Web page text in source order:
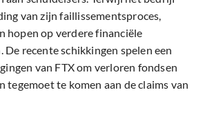
van zijn faillissementsproces,
hopen op verdere financiële
De recente schikkingen spelen een
van FTX om verloren fondsen
tegemoet te komen aan de claims van